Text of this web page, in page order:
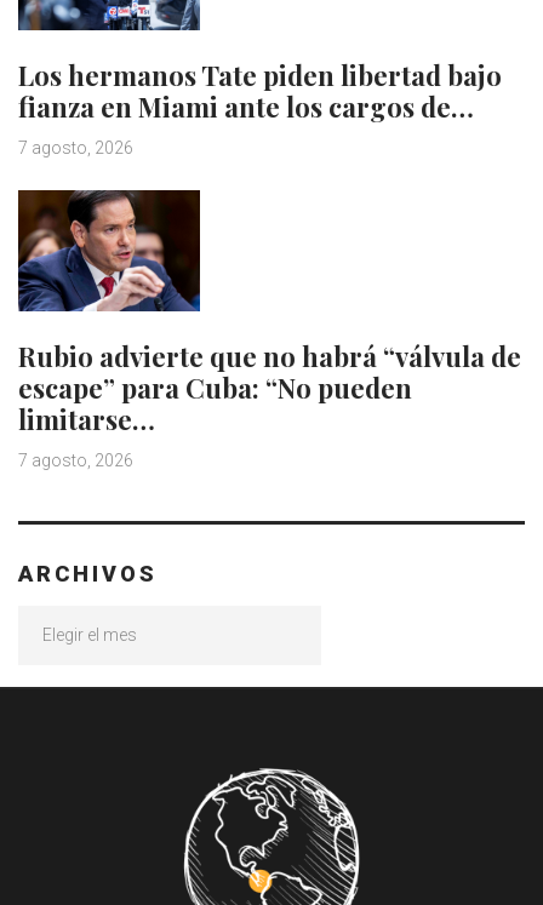
Los hermanos Tate piden libertad bajo
fianza en Miami ante los cargos de…
7 agosto, 2026
Rubio advierte que no habrá “válvula de
escape” para Cuba: “No pueden
limitarse…
7 agosto, 2026
ARCHIVOS